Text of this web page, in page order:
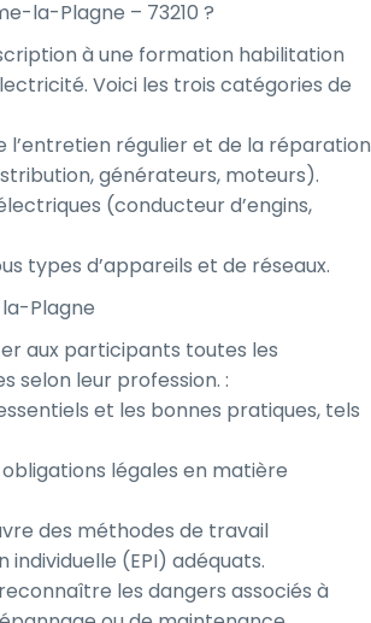
la-Plagne – 73210 ?
à une formation habilitation
Voici les trois catégories de
l’entretien régulier et de la réparation
générateurs, moteurs).
(conducteur d’engins,
types d’appareils et de réseaux.
Plagne
aux participants toutes les
selon leur profession. :
et les bonnes pratiques, tels
légales en matière
des méthodes de travail
(EPI) adéquats.
les dangers associés à